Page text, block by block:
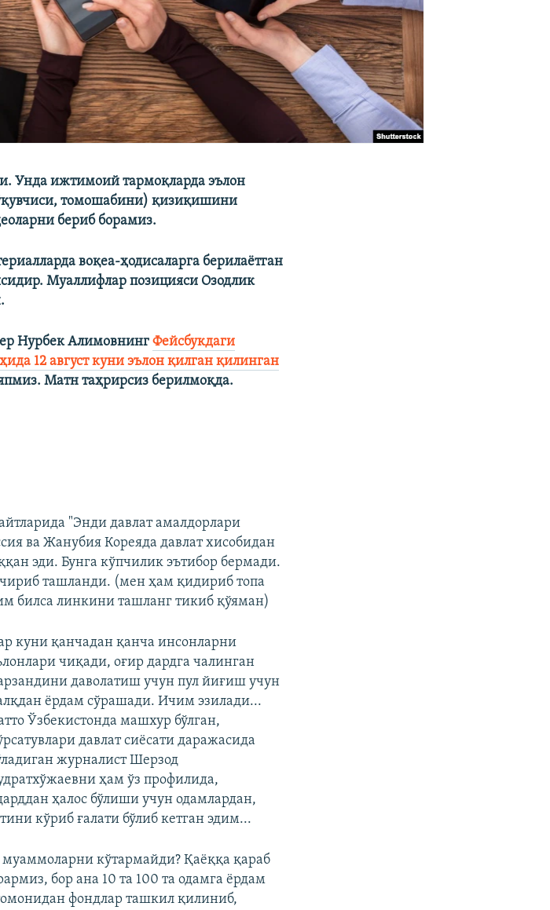
Унда ижтимоий тармоқларда эълон
томошабини) қизиқишини
бериб борамиз.
воқеа-ҳодисаларга берилаётган
Муаллифлар позицияси Озодлик
Нурбек АлимовнингФейсбукдаги
12 август куни эълон қилган қилинган
Матн таҳрирсиз берилмоқда.
"Энди давлат амалдорлари
ва Жанубия Кореяда давлат хисобидан
эди. Бунга кўпчилик эътибор бермади.
ташланди. (мен ҳам қидириб топа
билса линкини ташланг тикиб қўяман)
куни қанчадан қанча инсонларни
чиқади, оғир дардга чалинган
даволатиш учун пул йиғиш учун
ёрдам сўрашади. Ичим эзилади...
Ўзбекистонда машхур бўлган,
давлат сиёсати даражасида
журналист Шерзод
ҳам ўз профилида,
ҳалос бўлиши учун одамлардан,
кўриб ғалати бўлиб кетган эдим...
муаммоларни кўтармайди? Қаёққа қараб
бор ана 10 та 100 та одамга ёрдам
фондлар ташкил қилиниб,